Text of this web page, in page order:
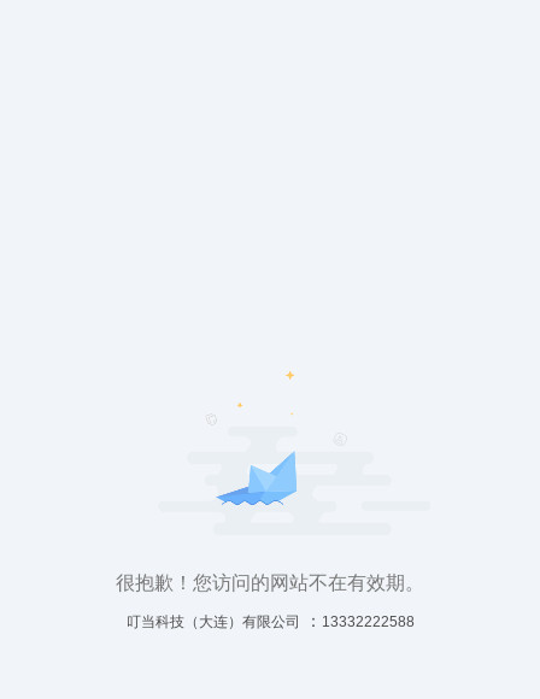
很抱歉！您访问的网站不在有效期。
叮当科技（大连）有限公司 ： 13332222588